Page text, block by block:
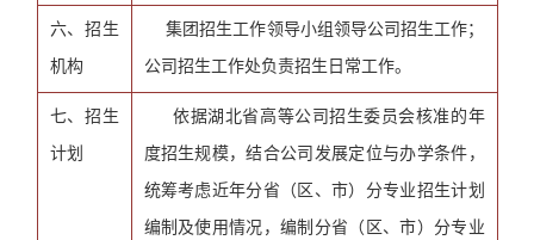
六、招生
机构
集团招生工作领导小组领导公司招生工作；
公司招生工作处负责招生日常工作。
七、招生
计划
依据湖北省高等公司招生委员会核准的年
度招生规模，结合公司发展定位与办学条件，
统筹考虑近年分省（区、市）分专业招生计划
编制及使用情况，编制分省（区、市）分专业